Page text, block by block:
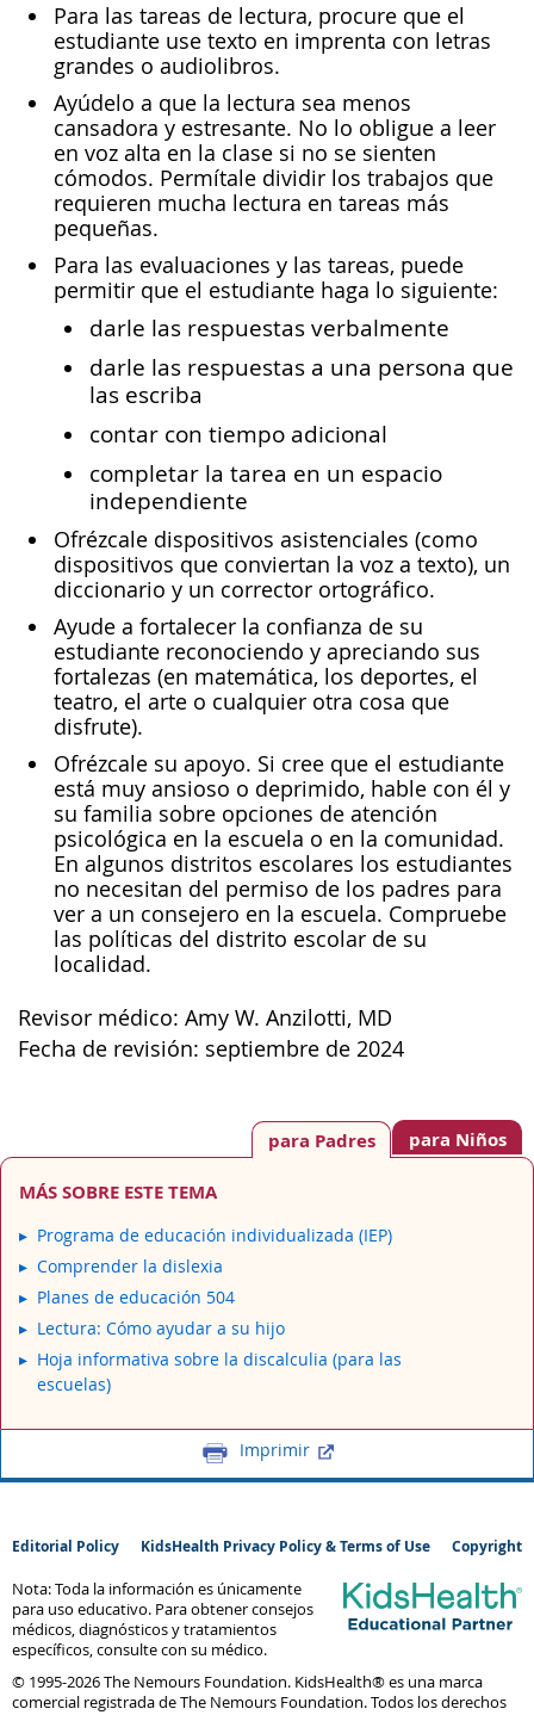
Para las tareas de lectura, procure que el
estudiante use texto en imprenta con letras
grandes o audiolibros.
Ayúdelo a que la lectura sea menos
cansadora y estresante. No lo obligue a leer
en voz alta en la clase si no se sienten
cómodos. Permítale dividir los trabajos que
requieren mucha lectura en tareas más
pequeñas.
Para las evaluaciones y las tareas, puede
permitir que el estudiante haga lo siguiente:
darle las respuestas verbalmente
darle las respuestas a una persona que
las escriba
contar con tiempo adicional
completar la tarea en un espacio
independiente
Ofrézcale dispositivos asistenciales (como
dispositivos que conviertan la voz a texto), un
diccionario y un corrector ortográfico.
Ayude a fortalecer la confianza de su
estudiante reconociendo y apreciando sus
fortalezas (en matemática, los deportes, el
teatro, el arte o cualquier otra cosa que
disfrute).
Ofrézcale su apoyo. Si cree que el estudiante
está muy ansioso o deprimido, hable con él y
su familia sobre opciones de atención
psicológica en la escuela o en la comunidad.
En algunos distritos escolares los estudiantes
no necesitan del permiso de los padres para
ver a un consejero en la escuela. Compruebe
las políticas del distrito escolar de su
localidad.
Revisor médico: Amy W. Anzilotti, MD
Fecha de revisión: septiembre de 2024
para Niños
para Padres
MÁS SOBRE ESTE TEMA
Programa de educación individualizada (IEP)
Comprender la dislexia
Planes de educación 504
Lectura: Cómo ayudar a su hijo
Hoja informativa sobre la discalculia (para las
escuelas)
Imprimir
Editorial Policy KidsHealth Privacy Policy & Terms of Use Copyright
Nota: Toda la información es únicamente
para uso educativo. Para obtener consejos
médicos, diagnósticos y tratamientos
específicos, consulte con su médico.
© 1995-2026 The Nemours Foundation. KidsHealth® es una marca
comercial registrada de The Nemours Foundation. Todos los derechos